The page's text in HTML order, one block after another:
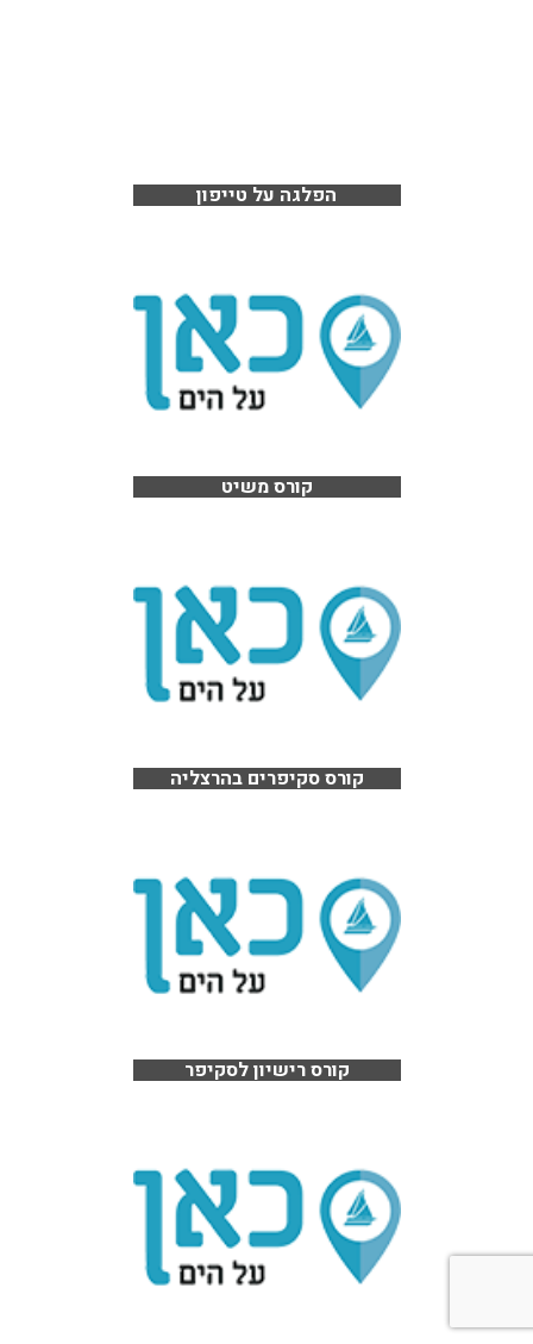
הפלגה על טייפון
קורס משיט
קורס סקיפרים בהרצליה
קורס רישיון לסקיפר